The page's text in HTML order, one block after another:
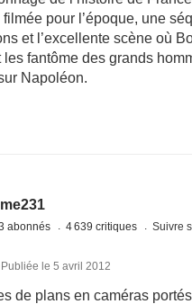
pour l’époque, une
et l’excellente scène où
les fantôme des grands
Napoléon.
abonnés 4 639 critiques Suivre
Publiée le 5 avril 2012
de plans en caméras